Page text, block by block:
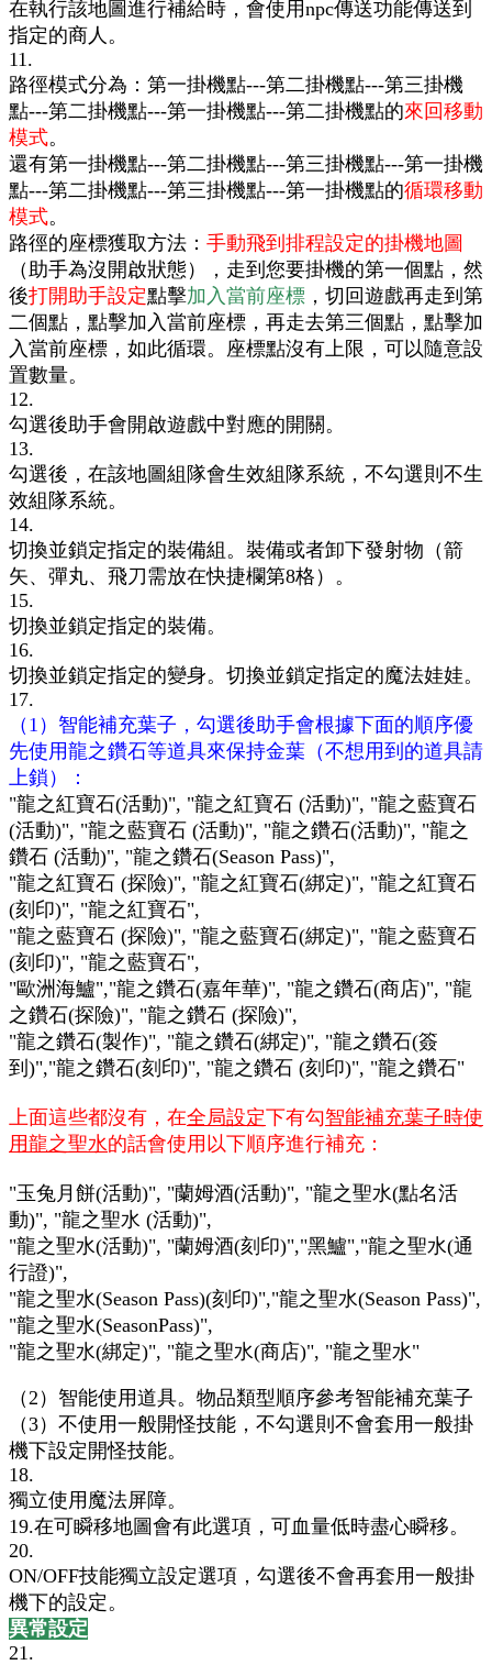
在執行該地圖進行補給時， 會使用npc傳送功能傳送到
指定的商人。
11.
路徑模式分為：第一掛機點---第二掛機點---第三掛機
點---第二掛機點---第一掛機點---第二掛機點的來回移動
模式。
還有第一掛機點---第二掛機點---第三掛機點---第一掛機
點---第二掛機點---第三掛機點---第一掛機點的循環移動
模式。
路徑的座標獲取方法： 手動飛到排程設定的掛機地圖
（助手為沒開啟狀態），走到您要掛機的第一個點，然
後打開助手設定點擊加入當前座標 ，切回遊戲再走到第
二個點，點擊加入當前座標，再走去第三個點，點擊加
入當前座標，如此循環。座標點沒有上限，可以隨意設
置數量。
12.
勾選後助手會開啟遊戲中對應的開關。
13.
勾選後，在該地圖組隊會生效組隊系統，不勾選則不生
效組隊系統。
14.
切換並鎖定指定的裝備組。裝備或者卸下發射物（箭
矢、彈丸、飛刀需放在快捷欄第8格）。
15.
切換並鎖定指定的裝備。
16.
切換並鎖定指定的變身。切換並鎖定指定的魔法娃娃。
17.
（1）智能補充葉子，勾選後助手會根據下面的順序優
先使用龍之鑽石等道具來保持金葉（不想用到的道具請
上鎖）：
"龍之紅寶石(活動)", "龍之紅寶石 (活動)", "龍之藍寶石
(活動)", "龍之藍寶石 (活動)", "龍之鑽石(活動)", "龍之
鑽石 (活動)", "龍之鑽石(Season Pass)",
"龍之紅寶石 (探險)", "龍之紅寶石(綁定)", "龍之紅寶石
(刻印)", "龍之紅寶石",
"龍之藍寶石 (探險)", "龍之藍寶石(綁定)", "龍之藍寶石
(刻印)", "龍之藍寶石",
"歐洲海鱸","龍之鑽石(嘉年華)", "龍之鑽石(商店)", "龍
之鑽石(探險)", "龍之鑽石 (探險)",
"龍之鑽石(製作)", "龍之鑽石(綁定)", "龍之鑽石(簽
到)","龍之鑽石(刻印)", "龍之鑽石 (刻印)", "龍之鑽石"
上面這些都沒有，在全局設定下有勾智能補充葉子時使
用龍之聖水的話會使用以下順序進行補充：
"玉兔月餅(活動)", "蘭姆酒(活動)", "龍之聖水(點名活
動)", "龍之聖水 (活動)",
"龍之聖水(活動)", "蘭姆酒(刻印)","黑鱸","龍之聖水(通
行證)",
"龍之聖水(Season Pass)(刻印)","龍之聖水(Season Pass)",
"龍之聖水(SeasonPass)",
"龍之聖水(綁定)", "龍之聖水(商店)", "龍之聖水"
（2）智能使用道具。物品類型順序參考智能補充葉子
（3）不使用一般開怪技能，不勾選則不會套用一般掛
機下設定開怪技能。
18.
獨立使用魔法屏障。
19.在可瞬移地圖會有此選項，可血量低時盡心瞬移。
20.
ON/OFF技能獨立設定選項，勾選後不會再套用一般掛
機下的設定。
異常設定
21.